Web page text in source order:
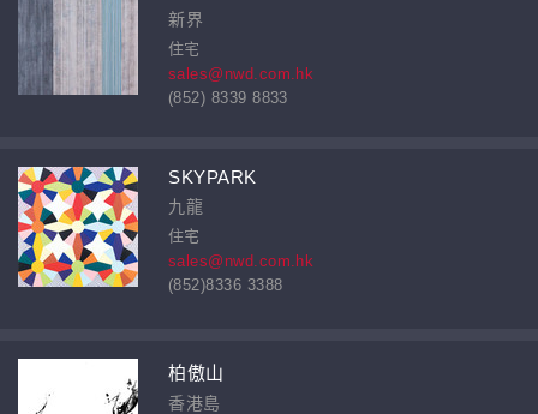
新界
住宅
sales@nwd.com.hk
(852) 8339 8833
SKYPARK
九龍
住宅
sales@nwd.com.hk
(852)8336 3388
柏傲山
香港島